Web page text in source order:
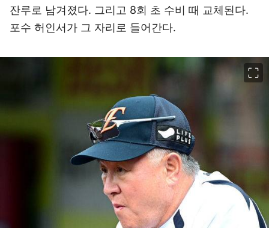
잔루로 남겨졌다. 그리고 8회 초 수비 때 교체된다.
포수 허인서가 그 자리로 들어간다.